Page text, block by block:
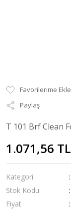
Paylaş
T 101 Brf Clean
1.071,56 TL
Kategori
Stok Kodu
Fiyat